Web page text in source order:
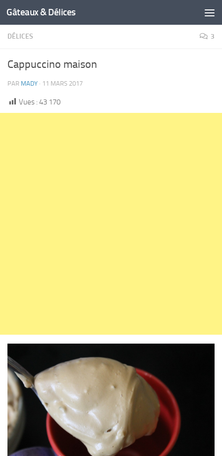
Gâteaux & Délices
DÉLICES 3
Cappuccino maison
PAR MADY · 11 MARS 2017
Vues : 43 170